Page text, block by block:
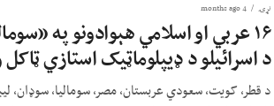
نړۍ 4 months ago
۱۶ عربي او اسلامي هېوادونو په
د اسرائیلو د ډیپلوماټیک استازي
د قطر، کویت، سعودي عربستان، مصر، سومالیا، سوډان،